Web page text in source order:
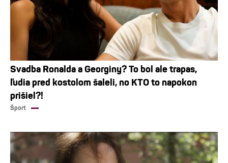
Svadba Ronalda a Georginy? To bol ale trapas,
ľudia pred kostolom šaleli, no KTO to napokon
prišiel?!
Šport